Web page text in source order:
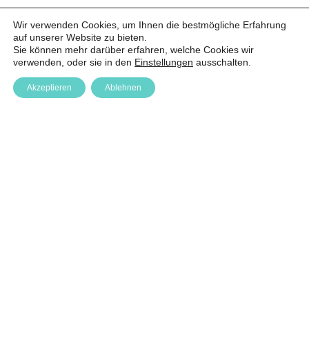
Wir verwenden Cookies, um Ihnen die bestmögliche Erfahrung
auf unserer Website zu bieten.
Sie können mehr darüber erfahren, welche Cookies wir
verwenden, oder sie in den Einstellungen ausschalten.
Akzeptieren Ablehnen